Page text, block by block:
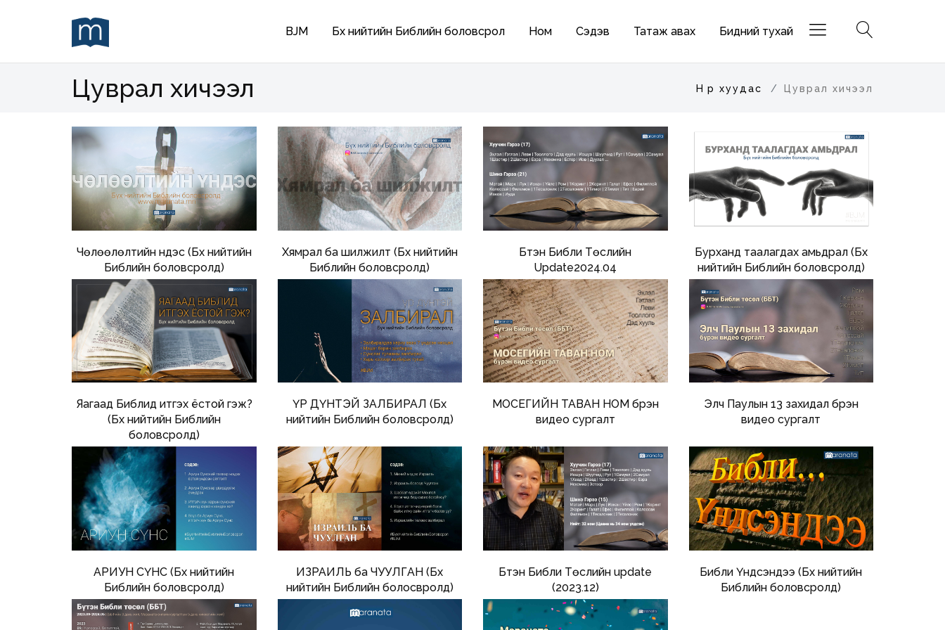
BJM Бүх нийтийн Библийн боловсрол Ном Сэдэв Татаж авах Бидний тухай
Цуврал хичээл Нүүр хуудас Цуврал хичээл
Чөлөөлөлтийн үндэс (Бүх нийтийн
Библийн боловсролд)
Хямрал ба шилжилт (Бүх нийтийн
Библийн боловсролд)
Бүтэн Библи Төслийн
Update2024.04
Бурханд таалагдах амьдрал (Бүх
нийтийн Библийн боловсролд)
Яагаад Библид итгэх ёстой гэж?
(Бүх нийтийн Библийн
боловсролд)
ҮР ДҮНТЭЙ ЗАЛБИРАЛ (Бүх
нийтийн Библийн боловсролд)
МОСЕГИЙН ТАВАН НОМ бүрэн
видео сургалт
Элч Паулын 13 захидал бүрэн
видео сургалт
АРИУН СҮНС (Бүх нийтийн
Библийн боловсролд)
ИЗРАИЛЬ ба ЧУУЛГАН (Бүх
нийтийн Библийн болосвролд)
Бүтэн Библи Төслийн update
(2023.12)
Библи Үндсэндээ (Бүх нийтийн
Библийн боловсролд)